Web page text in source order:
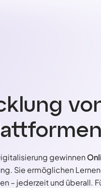
gewinnen
Sie ermöglichen
– jederzeit und überall.